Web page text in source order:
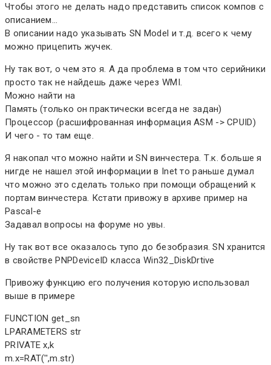
Чтобы этого не делать надо представить список компов с
описанием...
В описании надо указывать SN Model и т.д. всего к чему
можно прицепить жучек.
Ну так вот, о чем это я. А да проблема в том что серийники
просто так не найдешь даже через WMI.
Можно найти на
Память (только он практически всегда не задан)
Процессор (расшифрованная информация ASM -> CPUID)
И чего - то там еще.
Я накопал что можно найти и SN винчестера. Т.к. больше я
нигде не нашел этой информации в Inet то раньше думал
что можно это сделать только при помощи обращений к
портам винчестера. Кстати привожу в архиве пример на
Pascal-е
Задавал вопросы на форуме но увы.
Ну так вот все оказалось тупо до безобразия. SN хранится
в свойстве PNPDeviceID класса Win32_DiskDrtive
Привожу функцию его получения которую использовал
выше в примере
FUNCTION get_sn
LPARAMETERS str
PRIVATE x,k
m.x=RAT('',m.str)